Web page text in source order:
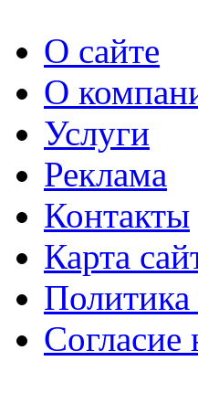
О сайте
О
Услуги
Реклама
Контакты
Карта
Согласие